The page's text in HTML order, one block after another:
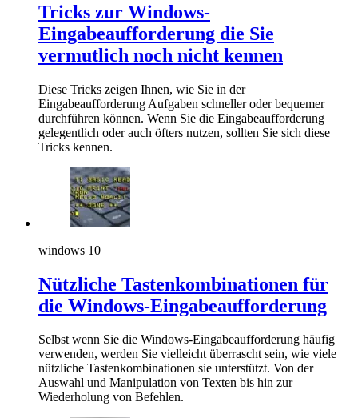
Tricks zur Windows-
Eingabeaufforderung die Sie
vermutlich noch nicht kennen
Diese Tricks zeigen Ihnen, wie Sie in der
Eingabeaufforderung Aufgaben schneller oder bequemer
durchführen können. Wenn Sie die Eingabeaufforderung
gelegentlich oder auch öfters nutzen, sollten Sie sich diese
Tricks kennen.
windows 10
Nützliche Tastenkombinationen für
die Windows-Eingabeaufforderung
Selbst wenn Sie die Windows-Eingabeaufforderung häufig
verwenden, werden Sie vielleicht überrascht sein, wie viele
nützliche Tastenkombinationen sie unterstützt. Von der
Auswahl und Manipulation von Texten bis hin zur
Wiederholung von Befehlen.